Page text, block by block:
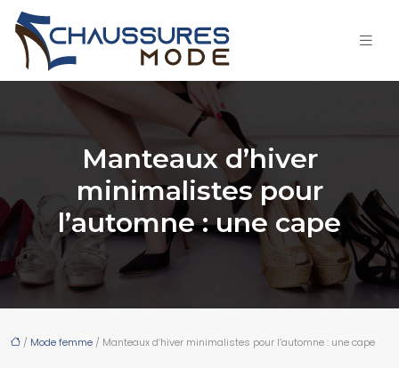
Manteaux d’hiver
minimalistes pour
l’automne : une cape
/ Mode femme / Manteaux d’hiver minimalistes pour l’automne : une cape